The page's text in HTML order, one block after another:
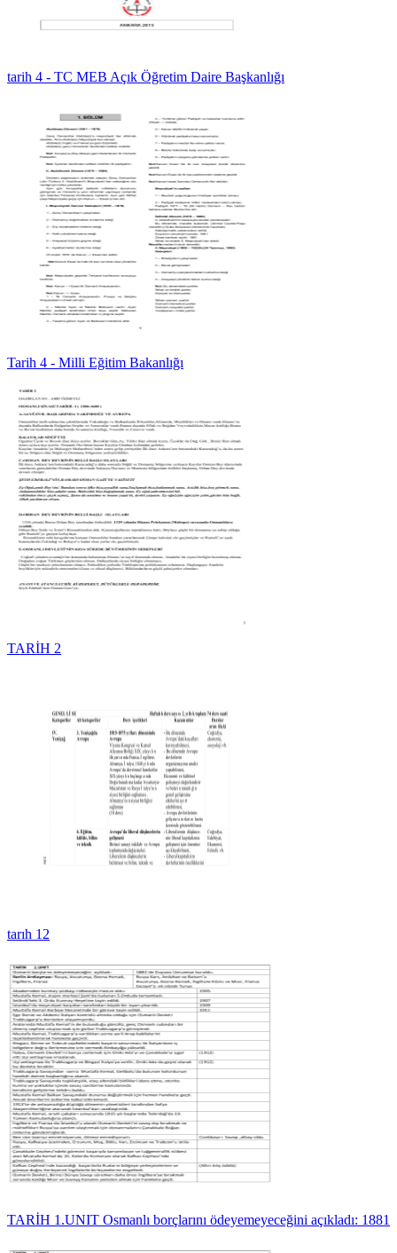
tarih 4 - TC MEB Açık Öğretim Daire Başkanlığı
Tarih 4 - Milli Eğitim Bakanlığı
TARİH 2
tarıh 12
TARİH 1.UNIT Osmanlı borçlarını ödeyemeyeceğini açıkladı: 1881